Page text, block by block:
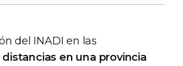
del INADI en las
en una provincia